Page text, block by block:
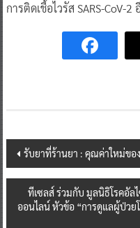
การติดเชื้อไวรัส SARS-CoV-2
Post
navigation
รับยาที่ร้านยา : คุณค่าใหม่ขอ
ทีเซลส์ ร่วมกับ มูลนิธิโรคอัล
ออนไลน์ หัวข้อ “การดูแลผู้ป่วย